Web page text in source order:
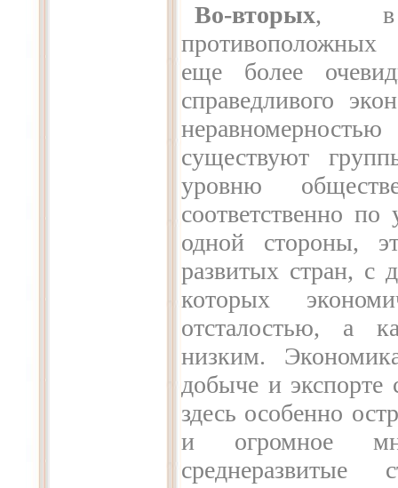
Во-вторых, в
противоположных
еще более
справедливого
существуют
уровню
соответственно
одной стороны,
развитых стран, с
которых
отсталостью, а
низким.
добыче и
здесь особенно
и огромное
среднеразвитые